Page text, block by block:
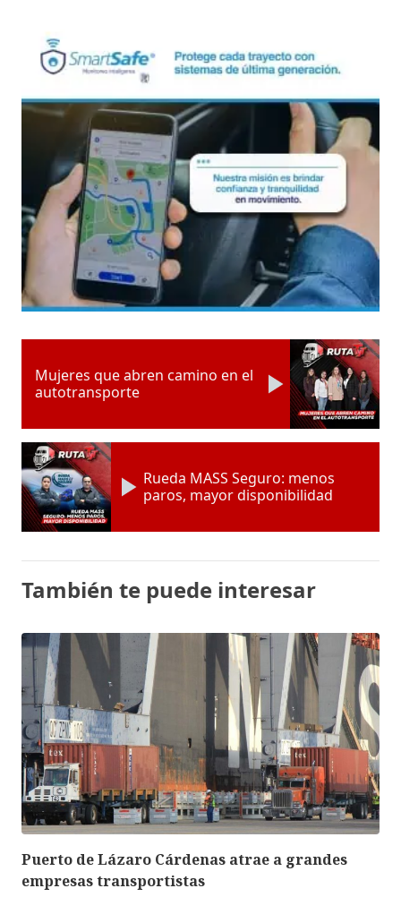
Mujeres que abren camino en el
autotransporte
Rueda MASS Seguro: menos
paros, mayor disponibilidad
También te puede interesar
Puerto de Lázaro Cárdenas atrae a grandes
empresas transportistas